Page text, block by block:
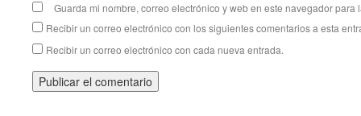
Guarda mi nombre, correo electrónico y web en este navegador para
Recibir un correo electrónico con los siguientes comentarios a esta
Recibir un correo electrónico con cada nueva entrada.